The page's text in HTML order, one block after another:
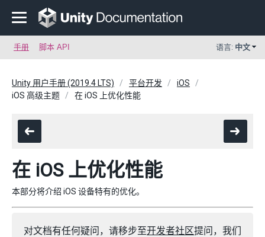
手册 脚本 API 语言: 中文
Unity 用户手册 (2019.4 LTS) 平台开发
iOS
iOS 高级主题
在 iOS 上优化性能
在 iOS 上优化性能
本部分将介绍 iOS 设备特有的优化。
对文档有任何疑问，请移步至开发者社区提问，我们